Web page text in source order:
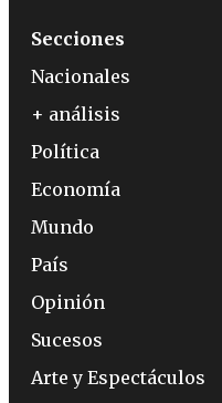
Secciones
Nacionales
+ análisis
Política
Economía
Mundo
País
Opinión
Sucesos
Arte y Espectáculos